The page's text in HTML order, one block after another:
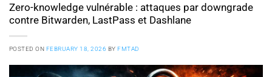
Zero-knowledge vulnérable : attaques par downgrade
contre Bitwarden, LastPass et Dashlane
POSTED ON FEBRUARY 18, 2026 BYFMTAD